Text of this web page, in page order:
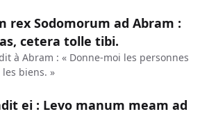
rex Sodomorum ad Abram :
cetera tolle tibi.
à Abram : « Donne-moi les personnes
biens. »
ei : Levo manum meam ad